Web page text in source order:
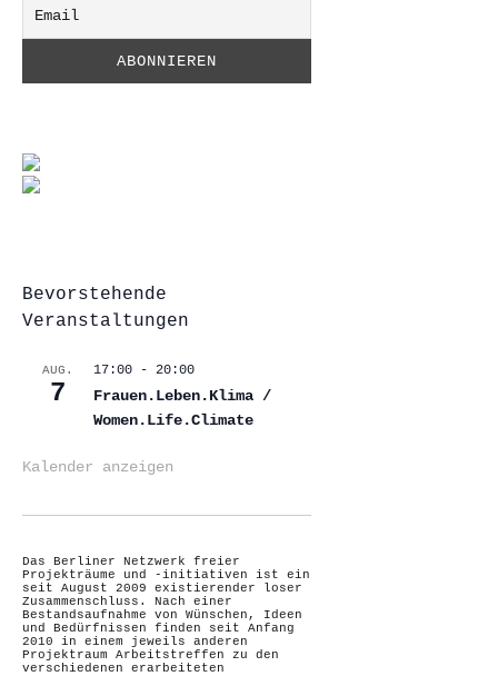
Bevorstehende
Veranstaltungen
AUG.
7
17:00 - 20:00
Frauen.Leben.Klima /
Women.Life.Climate
Kalender anzeigen
Das Berliner Netzwerk freier
Projekträume und -initiativen ist ein
seit August 2009 existierender loser
Zusammenschluss. Nach einer
Bestandsaufnahme von Wünschen, Ideen
und Bedürfnissen finden seit Anfang
2010 in einem jeweils anderen
Projektraum Arbeitstreffen zu den
verschiedenen erarbeiteten